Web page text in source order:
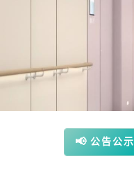
📢 公告公示